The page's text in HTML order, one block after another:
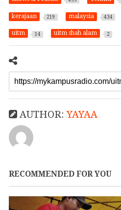
kerajaan 219 malaysia 434
uitm 14 uitm shah alam 2
AUTHOR:YAYAA
RECOMMENDED FOR YOU